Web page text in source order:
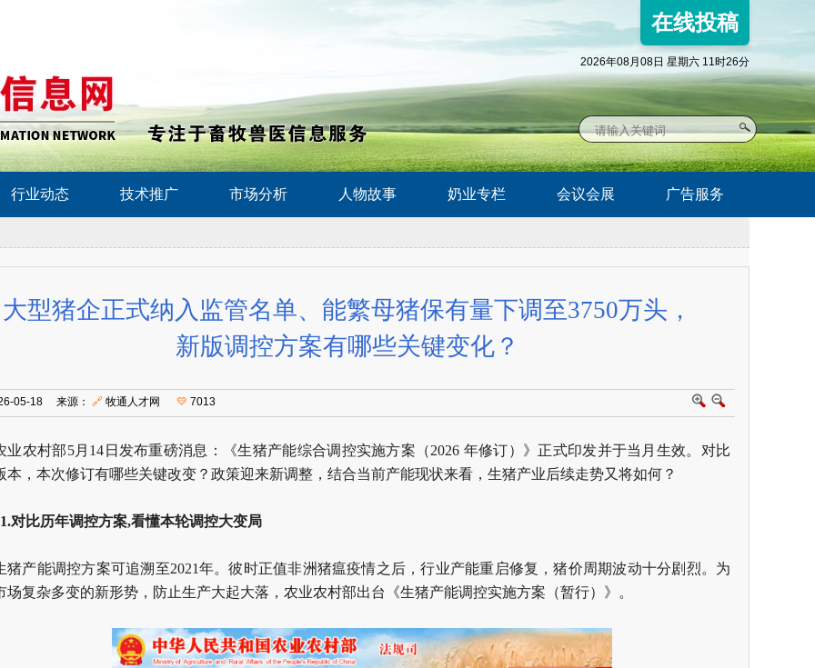
在线投稿
2026年08月08日 星期六 11时26分
行业动态 技术推广 市场分析 人物故事 奶业专栏 会议会展 广告服务
大型猪企正式纳入监管名单、能繁母猪保有量下调至3750万头，
新版调控方案有哪些关键变化？
05-18 来源： 🔗 牧通人才网 💛 7013
业农村部5月14日发布重磅消息：《生猪产能综合调控实施方案（2026 年修订）》正式印发并于当月生效。对比
本，本次修订有哪些关键改变？政策迎来新调整，结合当前产能现状来看，生猪产业后续走势又将如何？
对比历年调控方案,看懂本轮调控大变局
猪产能调控方案可追溯至2021年。彼时正值非洲猪瘟疫情之后，行业产能重启修复，猪价周期波动十分剧烈。为
场复杂多变的新形势，防止生产大起大落，农业农村部出台《生猪产能调控实施方案（暂行）》。